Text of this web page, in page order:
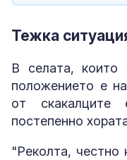
Тежка
В селата, които
положението е
от
постепенно
"Реколта, честно